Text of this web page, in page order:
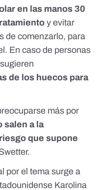
en las manos 30
y evitar
de comenzarlo, para
En caso de personas
de los huecos para
más por
salen a la
riesgo que supone
por el tema surge a
Karolina